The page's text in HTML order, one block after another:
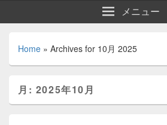
メニュー
Home » Archives for 10月 2025
月: 2025年10月